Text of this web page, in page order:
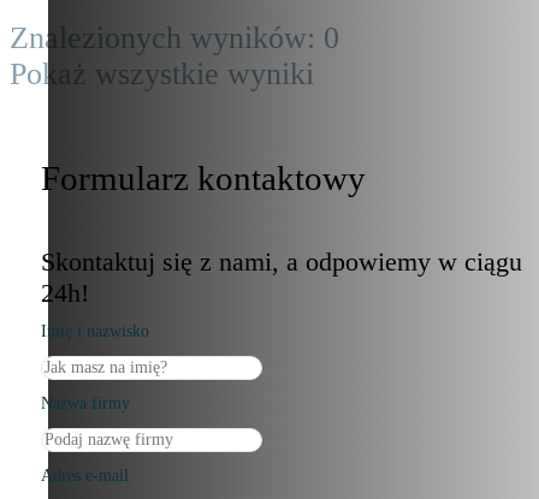
Znalezionych wyników: 0
Pokaż wszystkie wyniki
Formularz kontaktowy
Skontaktuj się z nami, a odpowiemy w ciągu
24h!
Imię i nazwisko
Nazwa firmy
Adres e-mail